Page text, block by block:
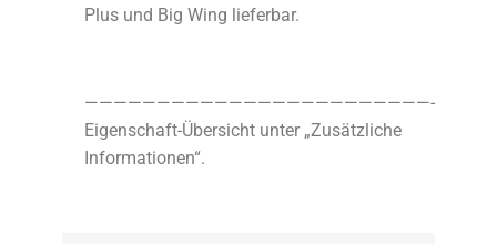
Plus und Big Wing lieferbar.
————————————————————————-
Eigenschaft-Übersicht unter „Zusätzliche
Informationen“.